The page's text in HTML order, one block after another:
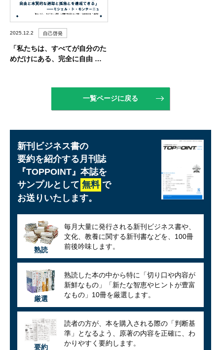
2025.12.2 自己啓発
「私たちは、すべてが自分のた
めだけにある、完全に自由 …
一覧ページに戻る
新刊ビジネス書の
要約を紹介する月刊誌
『TOPPOINT』 本誌を
サンプルとして 無料 で
お送りいたします。
熟読
毎月大量に発行される新刊ビジネス書や、
文化、教養に関する新刊書などを、100冊
前後吟味します。
厳選
熟読した本の中から特に「切り口や内容が
新鮮なもの」「新たな智恵やヒントが豊富
なもの」10冊を厳選します。
要約
読者の方が、本を購入される際の「判断基
準」となるよう、原著の内容を正確に、わ
かりやすく要約します。